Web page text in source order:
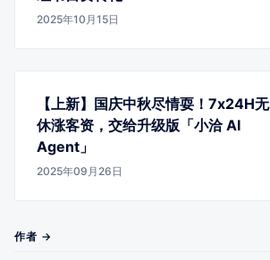
2025年10月15日
【上新】国庆中秋尽情耍！7x24H无
休涨客资，交给升级版「小洽 AI
Agent」
2025年09月26日
作者 →